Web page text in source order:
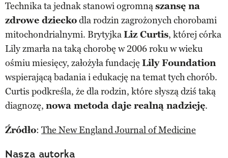
Technika ta jednak stanowi ogromnąszansę na
zdrowe dzieckodla rodzin zagrożonych chorobami
mitochondrialnymi. BrytyjkaLiz Curtis, której córka
Lily zmarła na taką chorobę w 2006 roku w wieku
ośmiu miesięcy, założyła fundację Lily Foundation
wspierającą badania i edukację na temat tych chorób.
Curtis podkreśla, że dla rodzin, które słyszą dziś taką
diagnozę, nowa metoda daje realną nadzieję.
Źródło: The New England Journal of Medicine
Nasza autorka